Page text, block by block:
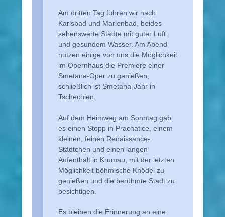
Am dritten Tag fuhren wir nach
Karlsbad und Marienbad, beides
sehenswerte Städte mit guter Luft
und gesundem Wasser. Am Abend
nutzen einige von uns die Möglichkeit
im Opernhaus die Premiere einer
Smetana-Oper zu genießen,
schließlich ist Smetana-Jahr in
Tschechien.
Auf dem Heimweg am Sonntag gab
es einen Stopp in Prachatice, einem
kleinen, feinen Renaissance-
Städtchen und einen langen
Aufenthalt in Krumau, mit der letzten
Möglichkeit böhmische Knödel zu
genießen und die berühmte Stadt zu
besichtigen.
Es bleiben die Erinnerung an eine